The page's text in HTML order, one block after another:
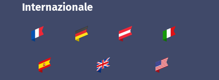
Internazionale